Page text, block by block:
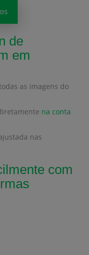
de
em
as imagens do
na conta
nas
com